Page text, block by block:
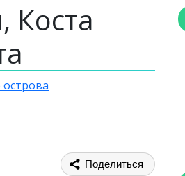
Коста
острова
Поделиться